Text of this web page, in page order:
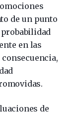
de un punto
en las
de